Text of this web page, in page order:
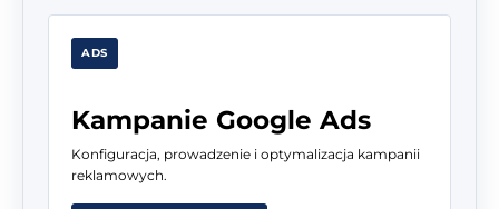
ADS
Kampanie Google Ads
Konfiguracja, prowadzenie i optymalizacja kampanii
reklamowych.